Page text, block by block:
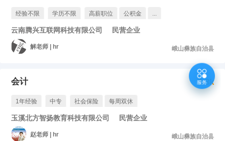
经验不限 学历不限 高薪职位 公积金 ...
云南腾兴互联网科技有限公司 民营企业
解老师 | hr 峨山彝族自治县
会计 2-3k
1年经验 中专 社会保险 每周双休
玉溪北方智扬教育科技有限公司 民营企业
赵老师 | hr 峨山彝族自治县